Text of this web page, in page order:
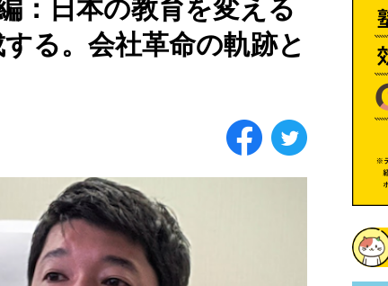
：日本の教育を変える
る。会社革命の軌跡と